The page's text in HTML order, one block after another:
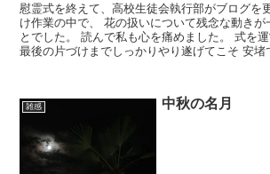
慰霊式を終えて、高校生徒会執行部がブログを
け作業の中で、 花の扱いについて残念な動きが
とでした。 読んで私も心を痛めました。 式を運
最後の片づけまでしっかりやり遂げてこそ 安堵
雑感 中秋の名月